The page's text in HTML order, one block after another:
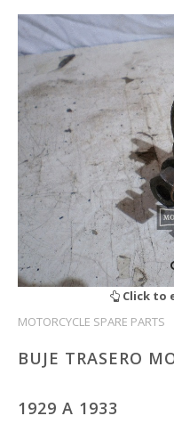
Click to
MOTORCYCLE SPARE PARTS
BUJE TRASERO
1929 A 1933